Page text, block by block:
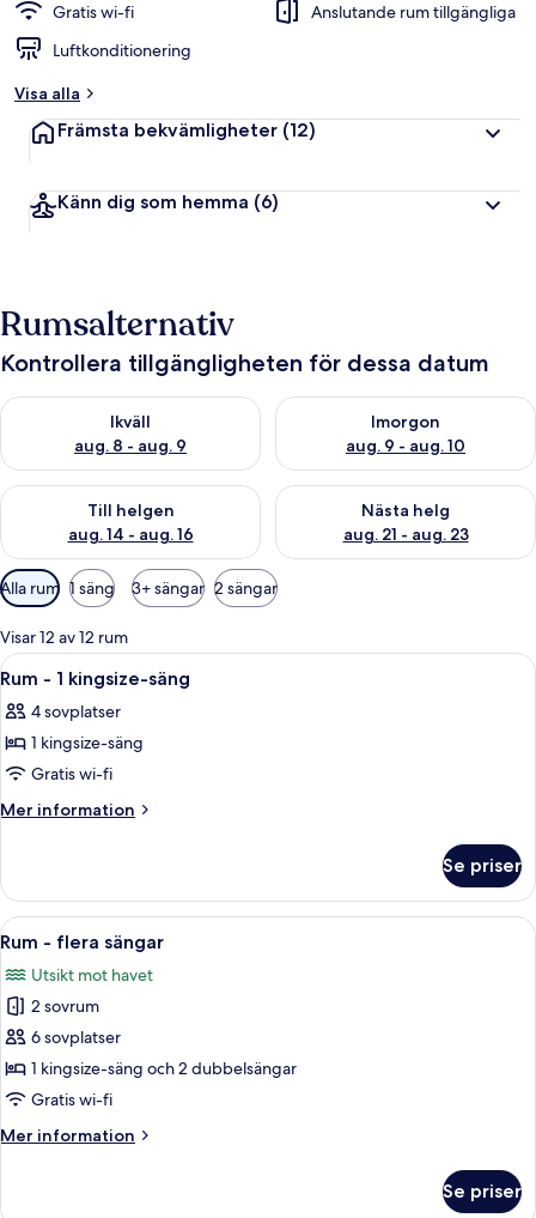
Gratis wi-fi
Anslutande rum tillgängliga
Luftkonditionering
Visa alla
Främsta bekvämligheter (12)
Känn dig som hemma (6)
Rumsalternativ
Kontrollera tillgängligheten för dessa datum
Ikväll
aug. 8 - aug. 9
Kontrollera tillgängligheten för ikväll aug. 8 - aug. 9
Imorgon
aug. 9 - aug. 10
Kontrollera tillgängligheten
Till helgen
aug. 14 - aug. 16
Kontrollera tillgängligheten för den här helgen aug. 14 - aug.
Nästa helg
aug. 21 - aug. 23
Kontrollera tillgängligheten
Tillgängliga
filter
för
rum
Alla rum 1 säng 3+ sängar 2 sängar
Visar 12 av 12 rum
Öppna
alla
foton
för
Rum
-
säng
Ett kompakt kök med ett kylskåp i
5
Rum - 1 kingsize-säng
4 sovplatser
1 kingsize-säng
Gratis wi-fi
Mer information
Mer
-
kingsize-
Se priser
Öppna
alla
foton
för
Rum
-
flera
Ett hotellrum med en stor säng, ett
7
Rum - flera sängar
Utsikt mot havet
2 sovrum
6 sovplatser
1 kingsize-säng och 2 dubbelsängar
Gratis wi-fi
Mer information
Mer
Se priser